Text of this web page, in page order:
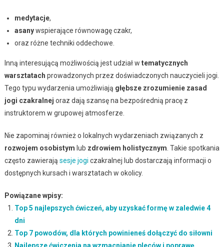
medytacje,
asanywspierające równowagę czakr,
oraz różne techniki oddechowe.
Inną interesującą możliwością jest udział w tematycznych
warsztatach prowadzonych przez doświadczonych nauczycieli jogi.
Tego typu wydarzenia umożliwiają głębsze zrozumienie zasad
jogi czakralnej oraz dają szansę na bezpośrednią pracę z
instruktorem w grupowej atmosferze.
Nie zapominaj również o lokalnych wydarzeniach związanych z
rozwojem osobistym lub zdrowiem holistycznym . Takie spotkania
często zawierają sesje jogi czakralnej lub dostarczają informacji o
dostępnych kursach i warsztatach w okolicy.
Powiązane wpisy:
Top 5 najlepszych ćwiczeń, aby uzyskać formę w zaledwie 4
dni
Top 7 powodów, dla których powinieneś dołączyć do siłowni
Najlepsze ćwiczenia na wzmacnianie pleców i poprawę